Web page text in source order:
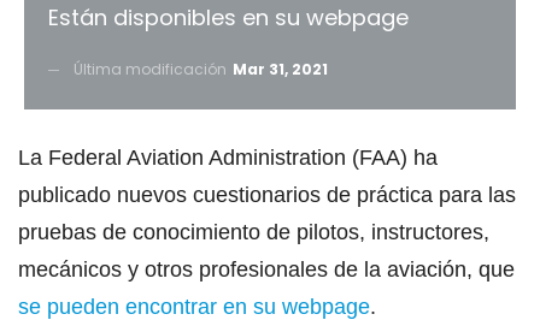
Están disponibles en su webpage
Última modificación Mar 31, 2021
La Federal Aviation Administration (FAA) ha
publicado nuevos cuestionarios de práctica para las
pruebas de conocimiento de pilotos, instructores,
mecánicos y otros profesionales de la aviación, que
se pueden encontrar en su webpage.